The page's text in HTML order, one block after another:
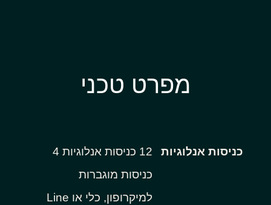
מפרט טכני
כניסות אנלוגיות
12 כניסות אנלוגיות 4
כניסות מוגברות
למיקרופון, כלי או Line